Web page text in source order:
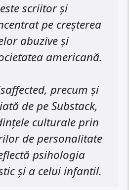
scriitor și
pe creșterea
abuzive și
americană.
, precum și
de pe Substack,
culturale prin
de personalitate
psihologia
și a celui infantil.